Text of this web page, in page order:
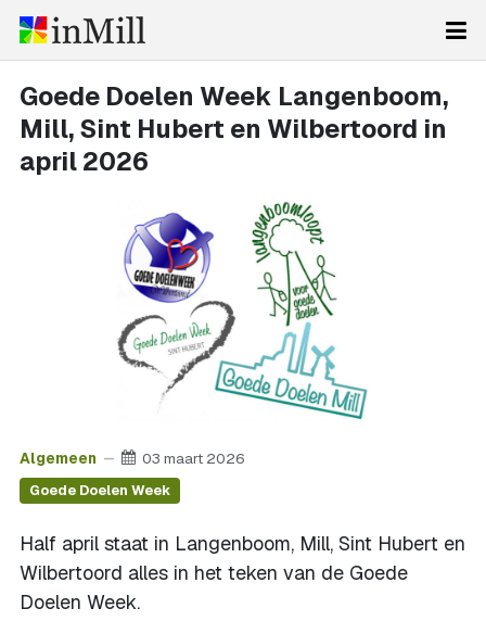
Goede Doelen Week Langenboom,
Mill, Sint Hubert en Wilbertoord in
april 2026
Algemeen 03 maart 2026
Goede Doelen Week
Half april staat in Langenboom, Mill, Sint Hubert en
Wilbertoord alles in het teken van de Goede
Doelen Week.